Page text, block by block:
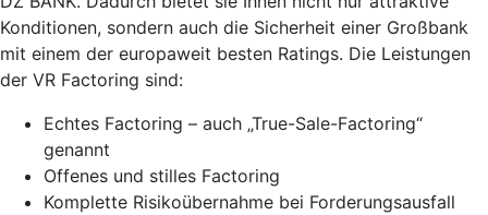
Konditionen, sondern auch die Sicherheit einer Großbank
mit einem der europaweit besten Ratings. Die Leistungen
der VR Factoring sind:
Echtes Factoring – auch „True-Sale-Factoring“
genannt
Offenes und stilles Factoring
Komplette Risikoübernahme bei Forderungsausfall